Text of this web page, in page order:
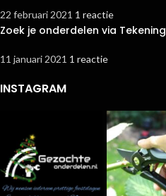
22 februari 2021 1 reactie
Zoek je onderdelen via Tekening
11 januari 2021 1 reactie
INSTAGRAM